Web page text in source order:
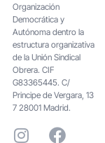
Organización
Democrática y
Autónoma dentro la
estructura organizativa
de la Unión Sindical
Obrera. CIF
G83365445. C/
Principe de Vergara, 13
7 28001 Madrid.